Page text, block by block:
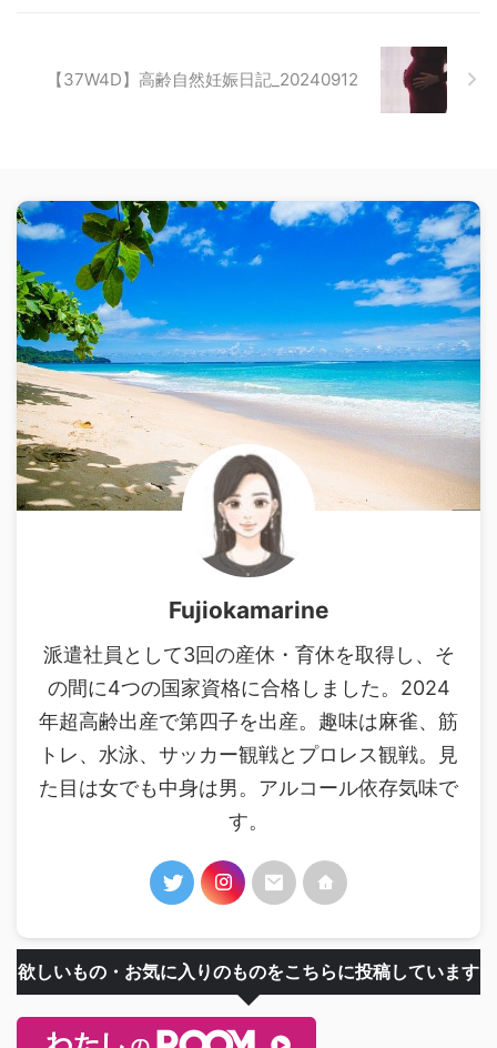
【37W4D】高齢自然妊娠日記_20240912
Fujiokamarine
派遣社員として3回の産休・育休を取得し、そ
の間に4つの国家資格に合格しました。2024
年超高齢出産で第四子を出産。趣味は麻雀、筋
トレ、水泳、サッカー観戦とプロレス観戦。見
た目は女でも中身は男。アルコール依存気味で
す。
欲しいもの・お気に入りのものをこちらに投稿しています